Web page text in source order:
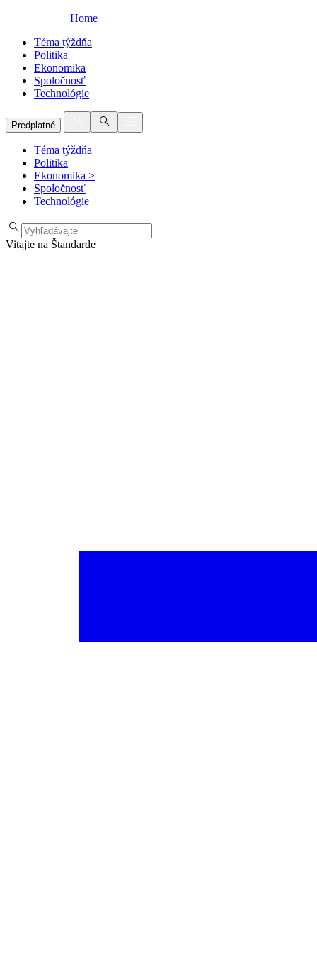
Home
Téma týždňa
Politika
Ekonomika
Spoločnosť
Technológie
Predplatné
Téma týždňa
Politika
Ekonomika >
Spoločnosť
Technológie
Vitajte na Štandarde